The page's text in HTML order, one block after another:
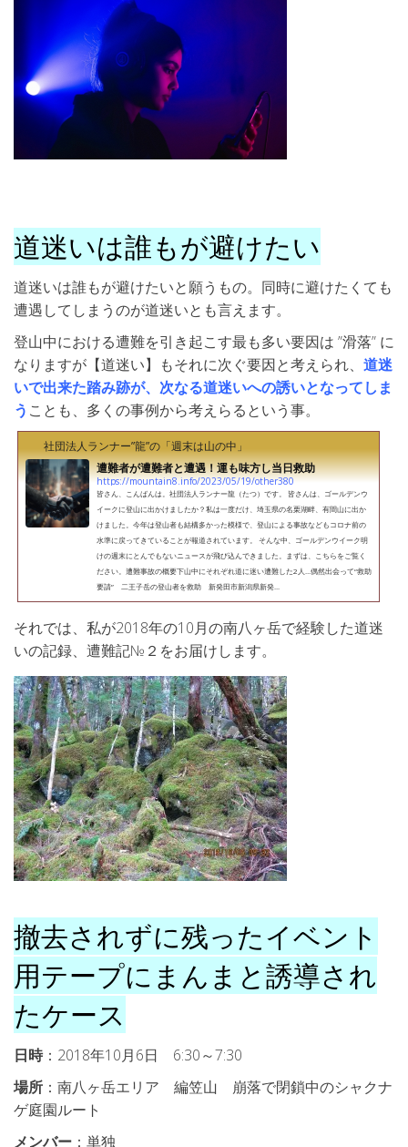
道迷いは誰もが避けたい
道迷いは誰もが避けたいと願うもの。同時に避けたくても
遭遇してしまうのが道迷いとも言えます。
登山中における遭難を引き起こす最も多い要因は ”滑落” に
なりますが【道迷い】もそれに次ぐ要因と考えられ、 道迷
いで出来た踏み跡が、次なる道迷いへの誘いとなってしま
う ことも、多くの事例から考えらるという事。
社団法人ランナー”龍”の「週末は山の中」
遭難者が遭難者と遭遇！運も味方し当日救助
https://mountain8.info/2023/05/19/other380
皆さん、こんばんは。社団法人ランナー龍（たつ）です。 皆さんは、ゴールデンウ
イークに登山に出かけましたか？私は一度だけ、埼玉県の名栗湖畔、有間山に出か
けました。今年は登山者も結構多かった模様で、登山による事故などもコロナ前の
水準に戻ってきていることが報道されています。 そんな中、ゴールデンウイーク明
けの週末にとんでもないニュースが飛び込んできました。まずは、こちらをご覧く
ださい。遭難事故の概要下山中にそれぞれ道に迷い遭難した2人…偶然出会って“救助
要請” 二王子岳の登山者を救助 新発田市新潟県新発...
それでは、私が2018年の10月の南八ヶ岳で経験した道迷
いの記録、遭難記№２をお届けします。
撤去されずに残ったイベント
用テープにまんまと誘導され
たケース
日時：2018年10月6日 6:30～7:30
場所 ：南八ヶ岳エリア 編笠山 崩落で閉鎖中のシャクナ
ゲ庭園ルート
メンバー ：単独